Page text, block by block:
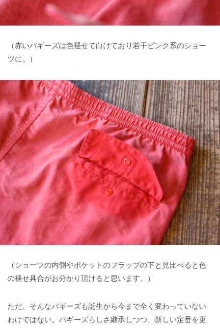
（赤いバギーズは色褪せて白けており若干ピンク系のショー
ツに。）
（ショーツの内側やポケットのフラップの下と見比べると色
の褪せ具合がお分かり頂けると思います。）
ただ、そんなバギーズも誕生から今まで全く変わっていない
わけではない。バギーズらしさ継承しつつ、新しい定番を更